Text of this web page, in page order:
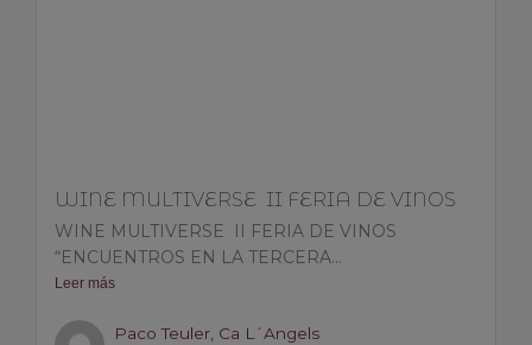
WINE MULTIVERSE II FERIA DE VINOS
WINE MULTIVERSE II FERIA DE VINOS
“ENCUENTROS EN LA TERCERA...
Leer más
Paco Teuler, Ca L´Angels